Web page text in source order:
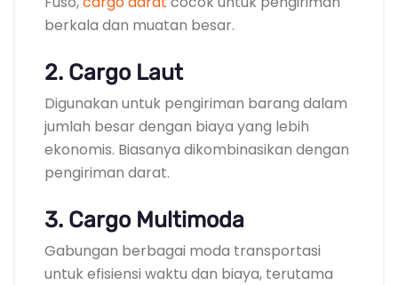
berkala dan muatan besar.
2. Cargo Laut
Digunakan untuk pengiriman barang dalam
jumlah besar dengan biaya yang lebih
ekonomis. Biasanya dikombinasikan dengan
pengiriman darat.
3. Cargo Multimoda
Gabungan berbagai moda transportasi
untuk efisiensi waktu dan biaya, terutama